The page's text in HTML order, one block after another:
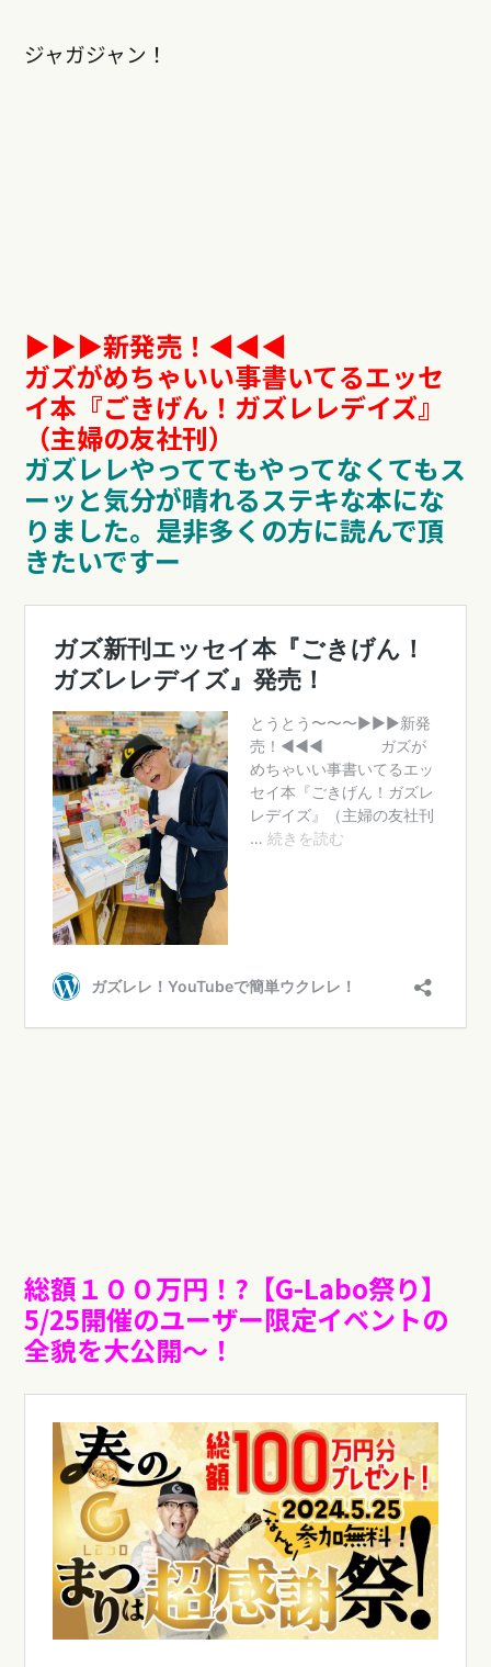
ジャガジャン！
▶︎▶︎▶︎新発売！◀︎︎︎︎︎︎◀︎◀︎
ガズがめちゃいい事書いてるエッセ
イ本『ごきげん！ガズレレデイズ』
（主婦の友社刊）
ガズレレやっててもやってなくてもス
ーッと気分が晴れるステキな本にな
りました。 是非多くの方に読んで頂
きたいですー
総額１００万円！?【G-Labo祭り】
5/25開催のユーザー限定イベントの
全貌を大公開〜！